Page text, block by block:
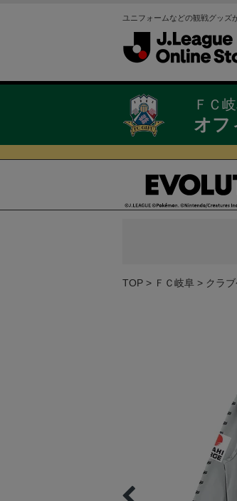
ユニフォームなどの観戦グッズ
ＦＣ
オフ
TOP ＦＣ岐阜 クラ